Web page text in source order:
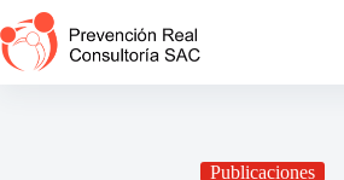
Saltar
al
contenido
Publicaciones